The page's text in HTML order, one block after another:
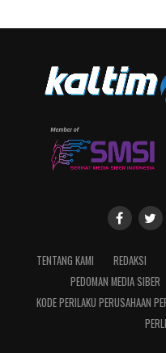
TENTANG KAMI REDAKSI
PEDOMAN MEDIA SIBER
KODE PERILAKU PERUSAHAAN